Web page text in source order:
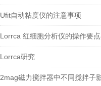
Ufit自动粘度仪的注意事项
Lorrca研究